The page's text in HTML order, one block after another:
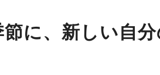
に、新しい自